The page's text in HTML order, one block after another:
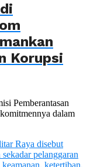
Korupsi
Pemberantasan
dalam